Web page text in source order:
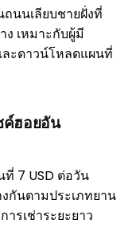
ถนนเลียบชายฝั่งที่
เหมาะกับผู้มี
ะดาวน์โหลดแผนที่
ค์ฮอยอัน
ที่ 7 USD ต่อวัน
กันตามประเภทยาน
รเช่าระยะยาว